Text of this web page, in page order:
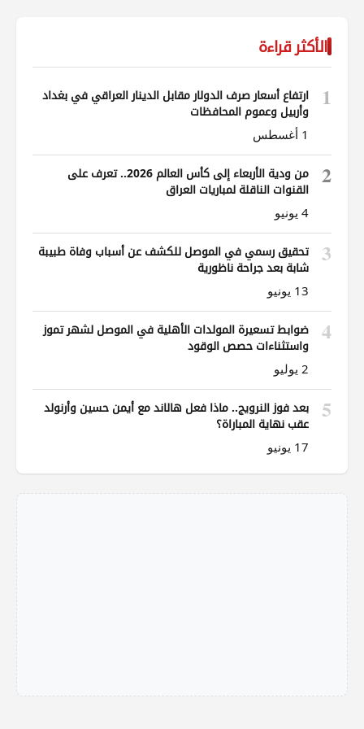
الأكثر قراءة
1
ارتفاع أسعار صرف الدولار مقابل الدينار العراقي في بغداد
وأربيل وعموم المحافظات
1 أغسطس
2
من ودية الأربعاء إلى كأس العالم 2026.. تعرف على
القنوات الناقلة لمباريات العراق
4 يونيو
3
تحقيق رسمي في الموصل للكشف عن أسباب وفاة طبيبة
شابة بعد جراحة ناظورية
13 يونيو
4
ضوابط تسعيرة المولدات الأهلية في الموصل لشهر تموز
واستثناءات حصص الوقود
2 يوليو
5
بعد فوز النرويج.. ماذا فعل هالاند مع أيمن حسين وأرنولد
عقب نهاية المباراة؟
17 يونيو